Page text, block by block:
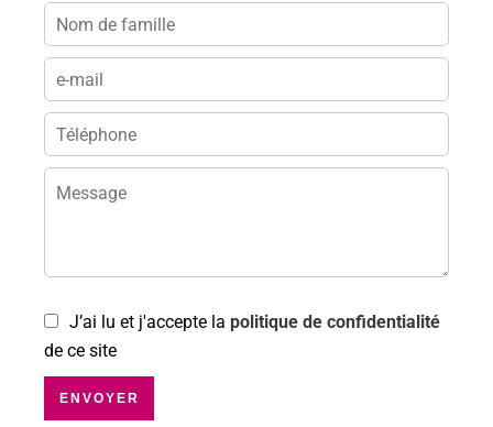
J’ai lu et j'accepte la politique de confidentialité
de ce site
ENVOYER